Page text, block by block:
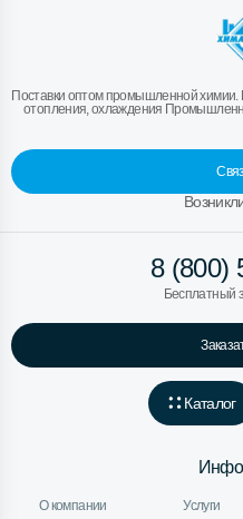
Поставки оптом промышленной химии.
отопления, охлаждения
8 (800)
Бесплатный
Каталог
О компании Услуги